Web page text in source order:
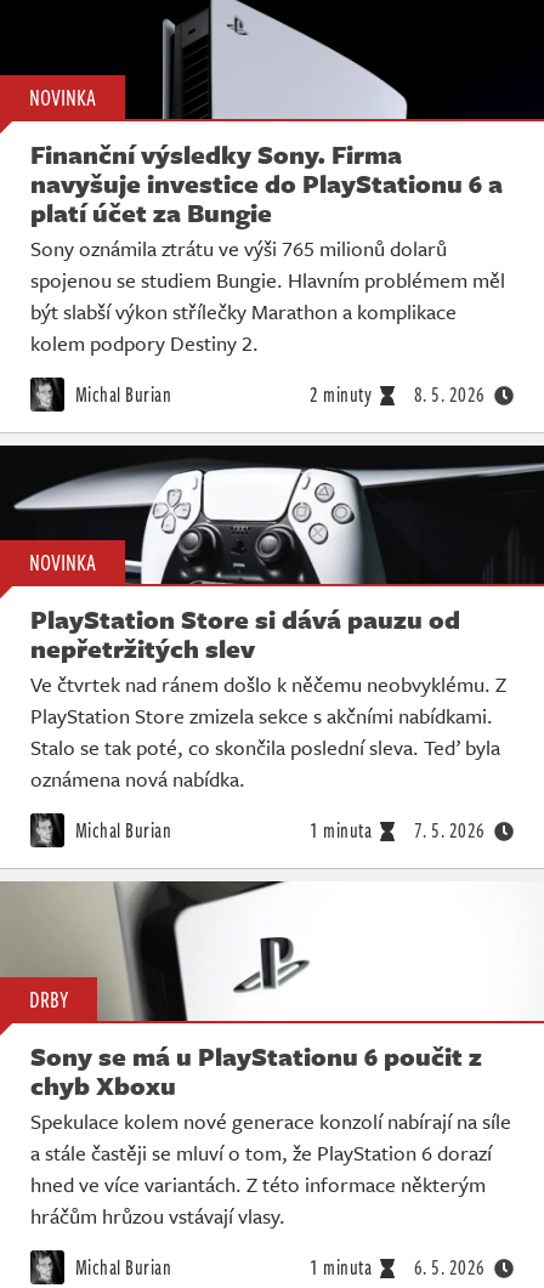
NOVINKA
Finanční výsledky Sony. Firma
navyšuje investice do PlayStationu 6 a
platí účet za Bungie
Sony oznámila ztrátu ve výši 765 milionů dolarů
spojenou se studiem Bungie. Hlavním problémem měl
být slabší výkon střílečky Marathon a komplikace
kolem podpory Destiny 2.
Michal Burian 2 minuty 8. 5. 2026
NOVINKA
PlayStation Store si dává pauzu od
nepřetržitých slev
Ve čtvrtek nad ránem došlo k něčemu neobvyklému. Z
PlayStation Store zmizela sekce s akčními nabídkami.
Stalo se tak poté, co skončila poslední sleva. Teď byla
oznámena nová nabídka.
Michal Burian 1 minuta 7. 5. 2026
DRBY
Sony se má u PlayStationu 6 poučit z
chyb Xboxu
Spekulace kolem nové generace konzolí nabírají na síle
a stále častěji se mluví o tom, že PlayStation 6 dorazí
hned ve více variantách. Z této informace některým
hráčům hrůzou vstávají vlasy.
Michal Burian 1 minuta 6. 5. 2026